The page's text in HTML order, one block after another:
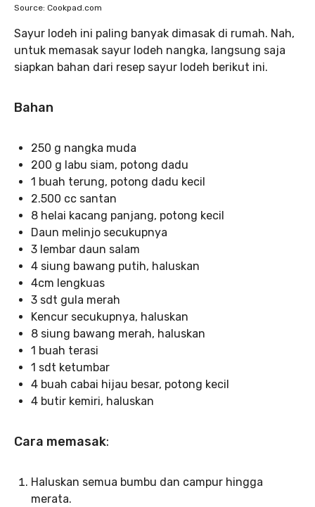
Source: Cookpad.com
Sayur lodeh ini paling banyak dimasak di rumah. Nah,
untuk memasak sayur lodeh nangka, langsung saja
siapkan bahan dari resep sayur lodeh berikut ini.
Bahan
250 g nangka muda
200 g labu siam, potong dadu
1 buah terung, potong dadu kecil
2.500 cc santan
8 helai kacang panjang, potong kecil
Daun melinjo secukupnya
3 lembar daun salam
4 siung bawang putih, haluskan
4cm lengkuas
3 sdt gula merah
Kencur secukupnya, haluskan
8 siung bawang merah, haluskan
1 buah terasi
1 sdt ketumbar
4 buah cabai hijau besar, potong kecil
4 butir kemiri, haluskan
Cara memasak:
Haluskan semua bumbu dan campur hingga
merata.